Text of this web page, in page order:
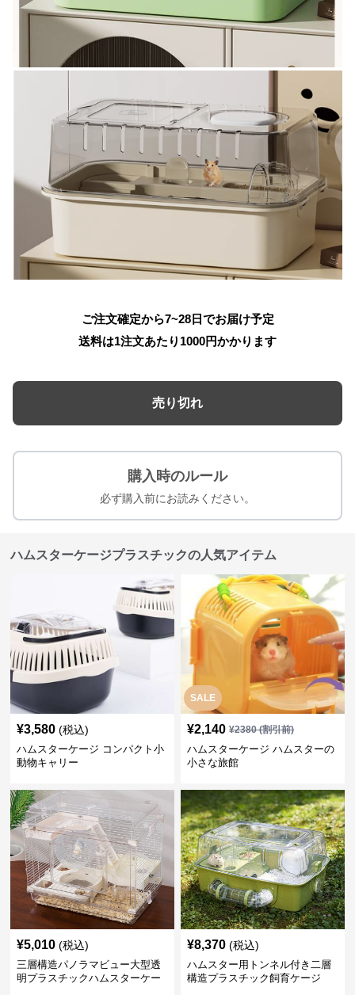
ご注文確定から7~28日でお届け予定
送料は1注文あたり 1000円かかります
売り切れ
購入時のルール
必ず購入前にお読みください。
ハムスターケージプラスチックの人気アイテム
¥3,580 (税込)
ハムスターケージ コンパクト小
動物キャリー
SALE
¥2,140 ¥2380(割引前)
ハムスターケージ ハムスターの
小さな旅館
¥5,010 (税込)
三層構造パノラマビュー大型透
明プラスチックハムスターケー
¥8,370 (税込)
ハムスター用トンネル付き二層
構造プラスチック飼育ケージ